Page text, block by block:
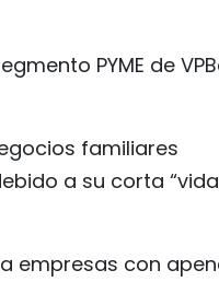
PYME de
familiares
a su corta “vida
empresas con